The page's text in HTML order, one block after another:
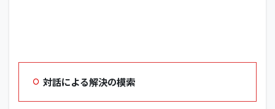
対話による解決の模索